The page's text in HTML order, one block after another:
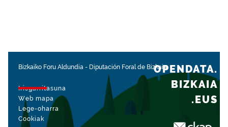
Bizkaiko Foru Aldundia - Diputación Foral de Bizkaia
Irisgarritasuna
Web mapa
Lege-oharra
Cookiak
OPENDATA.
BIZKAIA
.EUS